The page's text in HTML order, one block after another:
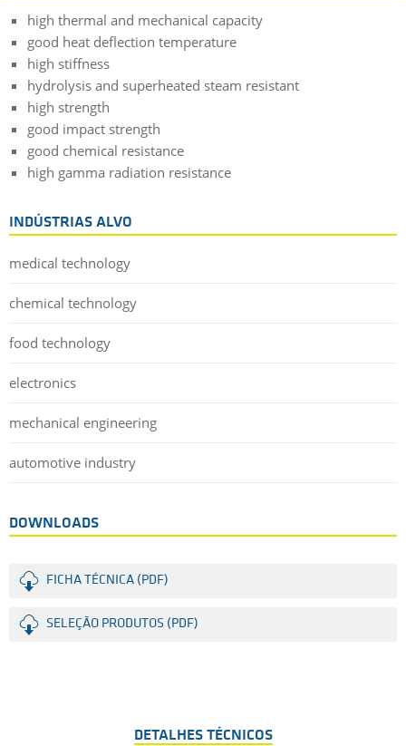
high thermal and mechanical capacity
good heat deflection temperature
high stiffness
hydrolysis and superheated steam resistant
high strength
good impact strength
good chemical resistance
high gamma radiation resistance
INDÚSTRIAS ALVO
medical technology
chemical technology
food technology
electronics
mechanical engineering
automotive industry
DOWNLOADS
FICHA TÉCNICA (PDF)
SELEÇÃO PRODUTOS (PDF)
DETALHES TÉCNICOS